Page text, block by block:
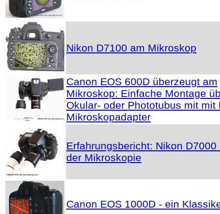
Nikon D7100 am Mikroskop
Canon EOS 600D überzeugt am
Mikroskop: Einfache Montage
Okular- oder Phototubus mit mit
Mikroskopadapter
Erfahrungsbericht: Nikon D7000
der Mikroskopie
Canon EOS 1000D - ein